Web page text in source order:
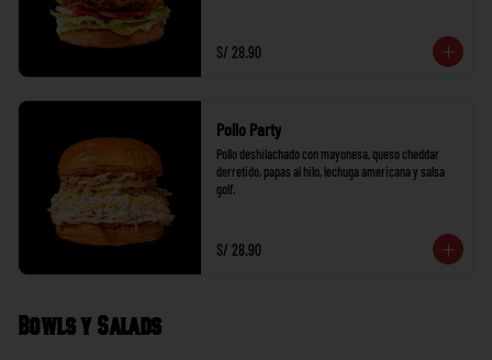
S/ 28.90
Pollo Party
Pollo deshilachado con mayonesa, queso cheddar
derretido, papas al hilo, lechuga americana y salsa
golf.
S/ 28.90
Bowls y Salads